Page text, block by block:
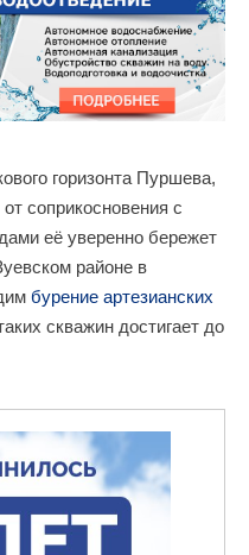
горизонта Пуршева,
соприкосновения с
её уверенно бережет
районе в
бурение артезианских
скважин достигает до